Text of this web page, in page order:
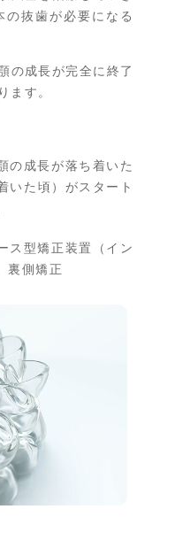
の抜歯が必要になる
の成長が完全に終了
ます。
の成長が落ち着いた
いた頃）がスタート
ス型矯正装置（イン
裏側矯正